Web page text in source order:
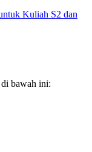
Kuliah S2 dan
bawah ini: